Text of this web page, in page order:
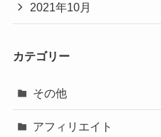
2021年10月
カテゴリー
その他
アフィリエイト